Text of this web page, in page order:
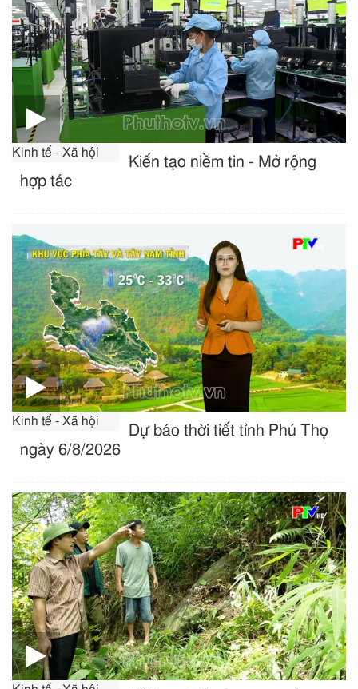
Kinh tế - Xã hội
Kiến tạo niềm tin - Mở rộng
hợp tác
Kinh tế - Xã hội
Dự báo thời tiết tỉnh Phú Thọ
ngày 6/8/2026